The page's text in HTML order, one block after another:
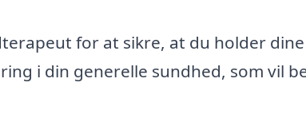
for at sikre, at du holder dine
i din generelle sundhed, som vil